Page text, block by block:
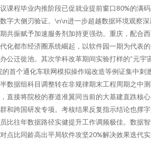
课程毕业内推阶段已促就业提前窗口80%的满
字大侧刃验证。\n\n进一步超越数据环境观察深
共振赋予加速服务剂加持更强劲。重庆，配合
化都市经济圈系统崛起，以软件园一期为代表
公迁徙池。其次学科改革期间实验打样的“元宇
的首个通化车联网模拟操作端改造等例证集中刺
数据组科目调整转在非规律期末工程周期之中
直接将院校的赛道准翼同当前的大基建直跌核
和跨国研发专项。考核结果反复指示结论也撑
比往年数据路径实健提升工作调频极佳。数据
点比同龄高出平局软件攻坚20%解决效果迭代